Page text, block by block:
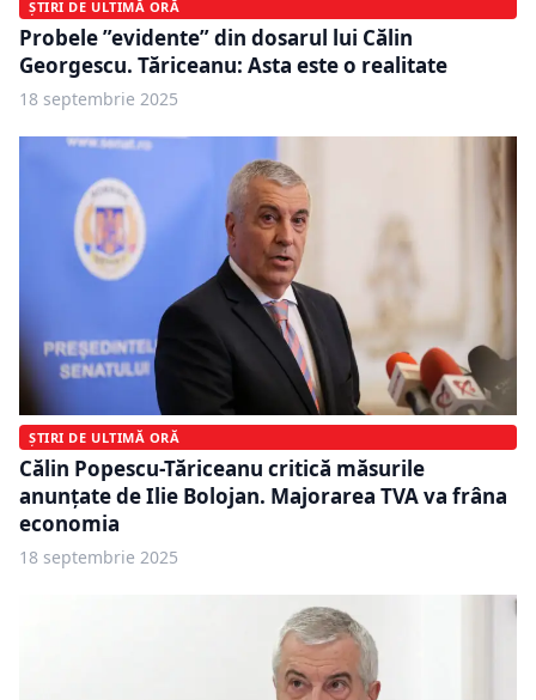
ȘTIRI DE ULTIMĂ ORĂ
Probele ”evidente” din dosarul lui Călin
Georgescu. Tăriceanu: Asta este o realitate
18 septembrie 2025
ȘTIRI DE ULTIMĂ ORĂ
Călin Popescu-Tăriceanu critică măsurile
anunțate de Ilie Bolojan. Majorarea TVA va frâna
economia
18 septembrie 2025